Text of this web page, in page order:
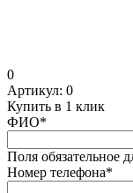
0
Артикул: 0
Купить в 1 клик
ФИО*
Поля обязательное
Номер телефона*